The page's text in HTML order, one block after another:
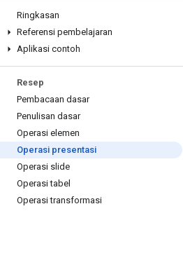
Ringkasan
Referensi pembelajaran
Aplikasi contoh
Resep
Pembacaan dasar
Penulisan dasar
Operasi elemen
Operasi presentasi
Operasi slide
Operasi tabel
Operasi transformasi